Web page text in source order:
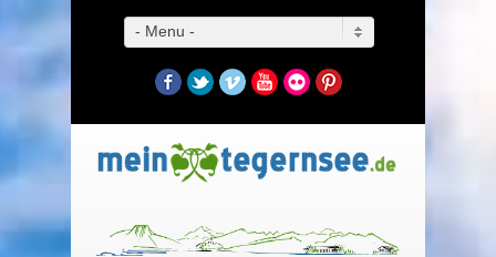
- Menu -
Facebook
TwitterVimeoYouTube
FlickrPinterest